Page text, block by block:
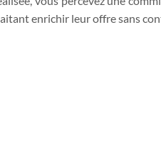
enrichir leur offre sans